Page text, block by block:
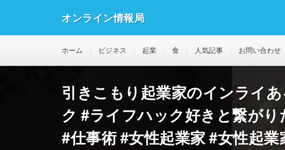
オンライン情報局
ホーム ビジネス 起業 食 人気記事 お問い合わせ
引きこもり起業家のインライ
ク #ライフハック好きと繋が
#仕事術 #女性起業家 #女性起